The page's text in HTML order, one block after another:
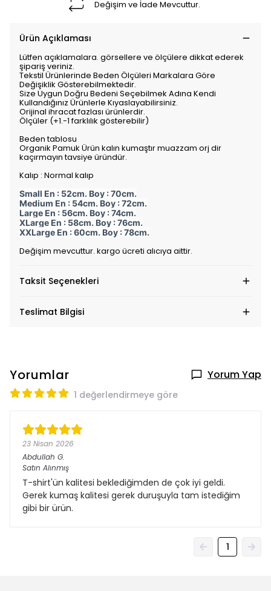
Değişim ve İade Mevcuttur.
Ürün Açıklaması
Lütfen açıklamalara. görsellere ve ölçülere dikkat ederek
şipariş veriniz.
Tekstil Ürünlerinde Beden Ölçüleri Markalara Göre
Değişiklik Gösterebilmektedir.
Size Uygun Doğru Bedeni Seçebilmek Adına Kendi
Kullandığınız Ürünlerle Kıyaslayabilirsiniz.
Orijinal ihracat fazlası ürünlerdir.
Ölçüler (+1.-1 farklılık gösterebilir)
Beden tablosu
Organik Pamuk Ürün kalın kumaştır muazzam orj dir
kaçırmayın tavsiye üründür.
Kalıp : Normal kalıp
Small En : 52cm. Boy : 70cm.
Medium En : 54cm. Boy : 72cm.
Large En : 56cm. Boy : 74cm.
XLarge En : 58cm. Boy : 76cm.
XXLarge En : 60cm. Boy : 78cm.
Değişim mevcuttur. kargo ücreti alıcıya aittir.
Taksit Seçenekleri
Teslimat Bilgisi
Yorumlar Yorum Yap
1 değerlendirmeye göre
23 Nisan 2026
Abdullah G.
Satın Alınmış
T-shirt'ün kalitesi beklediğimden de çok iyi geldi.
Gerek kumaş kalitesi gerek duruşuyla tam istediğim
gibi bir ürün.
1